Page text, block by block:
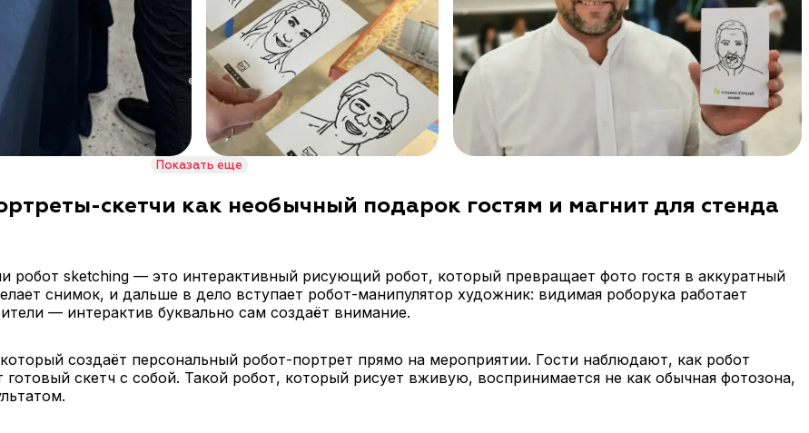
Показать еще
скетчи как необычный подарок гостям и магнит для стенда
робот sketching — это интерактивный рисующий робот, который превращает фото гостя в аккуратный
снимок, и дальше в дело вступает робот-манипулятор художник: видимая роборука работает
— интерактив буквально сам создаёт внимание.
создаёт персональный робот-портрет прямо на мероприятии. Гости наблюдают, как робот
скетч с собой. Такой робот, который рисует вживую, воспринимается не как обычная фотозона,